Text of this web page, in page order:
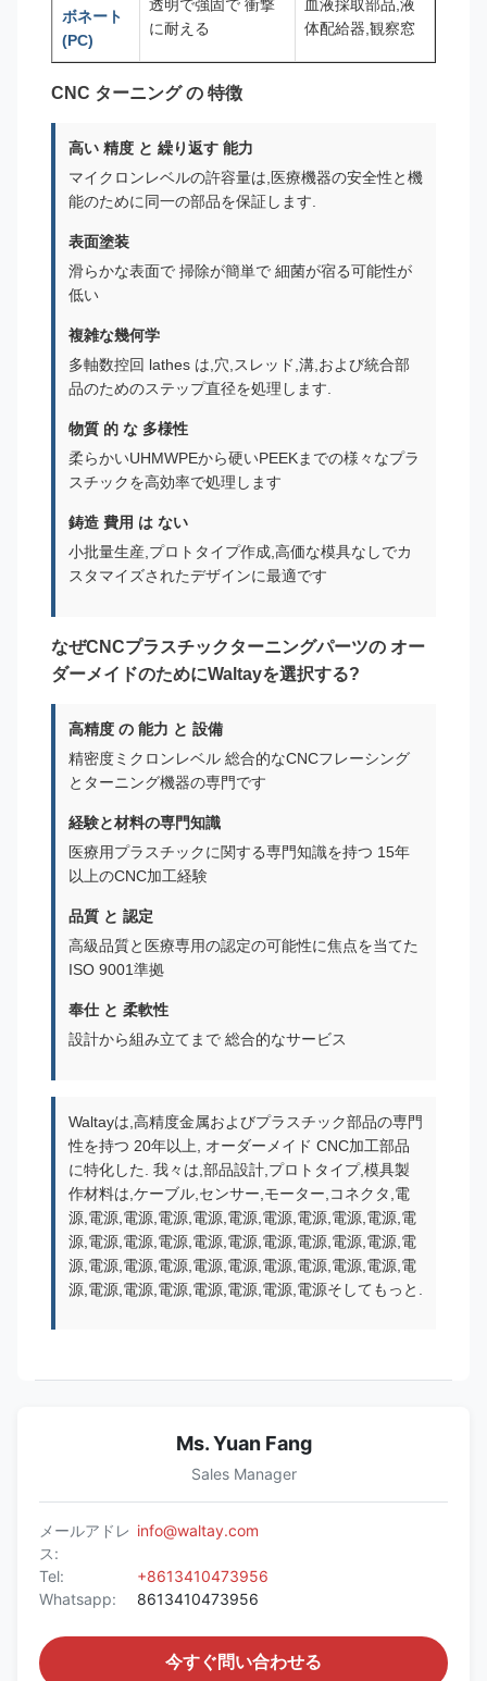
ボネート
(PC)
透明で強固で 衝撃
に耐える
血液採取部品,液
体配給器,観察窓
CNC ターニング の 特徴
高い 精度 と 繰り返す 能力
マイクロンレベルの許容量は,医療機器の安全性と機
能のために同一の部品を保証します.
表面塗装
滑らかな表面で 掃除が簡単で 細菌が宿る可能性が
低い
複雑な幾何学
多軸数控回 lathes は,穴,スレッド,溝,および統合部
品のためのステップ直径を処理します.
物質 的 な 多様性
柔らかいUHMWPEから硬いPEEKまでの様々なプラ
スチックを高効率で処理します
鋳造 費用 は ない
小批量生産,プロトタイプ作成,高価な模具なしでカ
スタマイズされたデザインに最適です
なぜCNCプラスチックターニングパーツの オー
ダーメイドのためにWaltayを選択する?
高精度 の 能力 と 設備
精密度ミクロンレベル 総合的なCNCフレーシング
とターニング機器の専門です
経験と材料の専門知識
医療用プラスチックに関する専門知識を持つ 15年
以上のCNC加工経験
品質 と 認定
高級品質と医療専用の認定の可能性に焦点を当てた
ISO 9001準拠
奉仕 と 柔軟性
設計から組み立てまで 総合的なサービス
Waltayは,高精度金属およびプラスチック部品の専門
性を持つ 20年以上, オーダーメイド CNC加工部品
に特化した. 我々は,部品設計,プロトタイプ,模具製
作材料は,ケーブル,センサー,モーター,コネクタ,電
源,電源,電源,電源,電源,電源,電源,電源,電源,電源,電
源,電源,電源,電源,電源,電源,電源,電源,電源,電源,電
源,電源,電源,電源,電源,電源,電源,電源,電源,電源,電
源,電源,電源,電源,電源,電源,電源,電源そしてもっと.
Ms. Yuan Fang
Sales Manager
メールアドレ
ス:
info@waltay.com
Tel:
+8613410473956
Whatsapp:
8613410473956
今すぐ問い合わせる